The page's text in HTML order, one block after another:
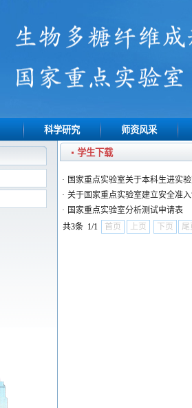
科学研究 师资风采
学生下载
· 国家重点实验室关于本科生进实
· 关于国家重点实验室建立安全准
· 国家重点实验室分析测试申请表
共3条 1/1
首页 上页 下页 尾